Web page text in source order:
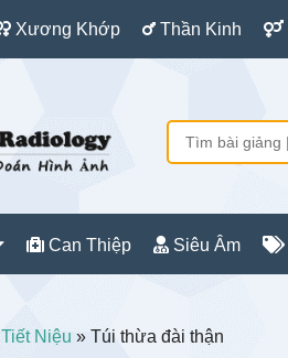
Xương Khớp Thần Kinh
Can Thiệp Siêu Âm
Tiết Niệu » Túi thừa đài thận